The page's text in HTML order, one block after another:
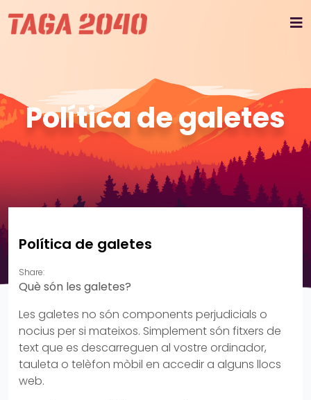
Política de galetes
?>
Política de galetes
Share:
Què són les galetes?
Les galetes no són components perjudicials o
nocius per si mateixos. Simplement són fitxers de
text que es descarreguen al vostre ordinador,
tauleta o telèfon mòbil en accedir a alguns llocs
web.